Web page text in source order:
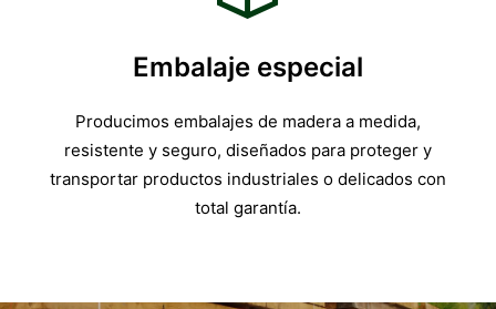
Embalaje especial
Producimos embalajes de madera a medida,
resistente y seguro, diseñados para proteger y
transportar productos industriales o delicados con
total garantía.